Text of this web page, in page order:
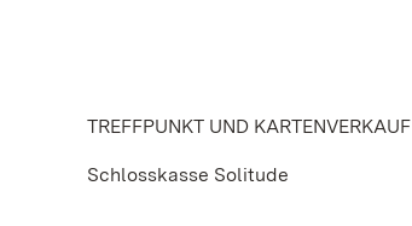
TREFFPUNKT UND KARTENVERKAUF
Schlosskasse Solitude